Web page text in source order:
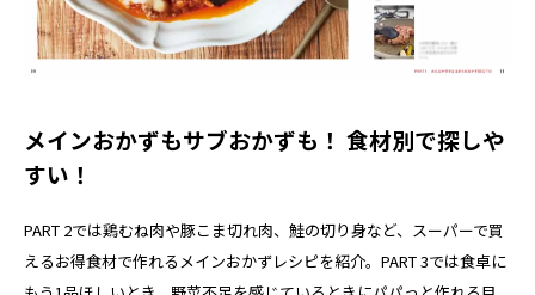
メインおかずもサブおかずも！ 食材別で探しや
すい！
PART 2では鶏むね肉や豚こま切れ肉、鮭の切り身など、スーパーで買
えるお得食材で作れるメインおかずレシピを紹介。PART 3では食卓に